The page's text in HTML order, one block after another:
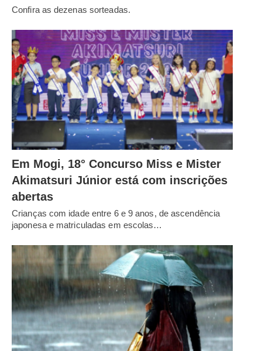
Confira as dezenas sorteadas.
Em Mogi, 18° Concurso Miss e Mister
Akimatsuri Júnior está com inscrições
abertas
Crianças com idade entre 6 e 9 anos, de ascendência
japonesa e matriculadas em escolas…